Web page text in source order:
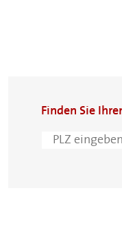
Finden Sie